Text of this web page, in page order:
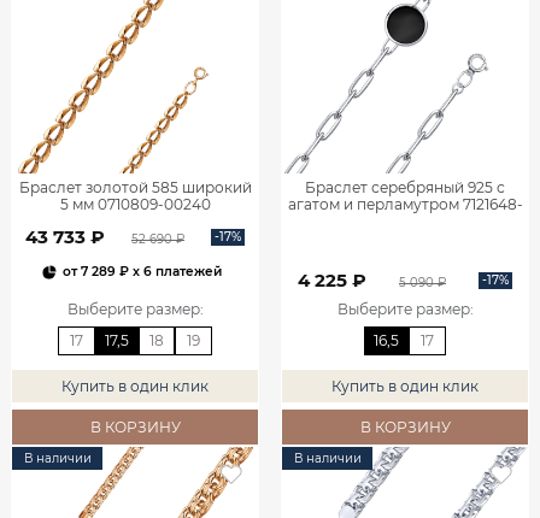
Браслет золотой 585 широкий
5 мм 0710809-00240
43 733 ₽ 52 690 ₽ -17%
от7 289 ₽ x 6 платежей
Выберите размер:
17
17,5 18 19
Купить в один клик
В КОРЗИНУ
Браслет серебряный 925 с
агатом и перламутром 7121648-
4 225 ₽ 5 090 ₽ -17%
Выберите размер:
16,5
17
Купить в один клик
В КОРЗИНУ
В наличии В наличии